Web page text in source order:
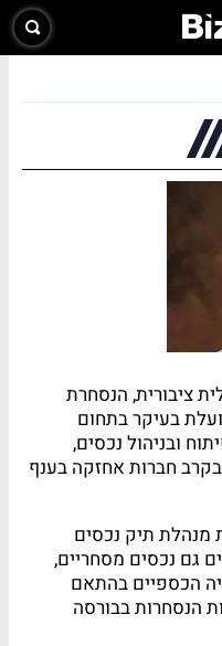
ציבורית, הנסחרת
בעיקר בתחום
ובניהול נכסים,
חברות אחזקה בענף
מנהלת תיק נכסים
גם נכסים מסחריים,
הכספיים בהתאם
הנסחרות בבורסה